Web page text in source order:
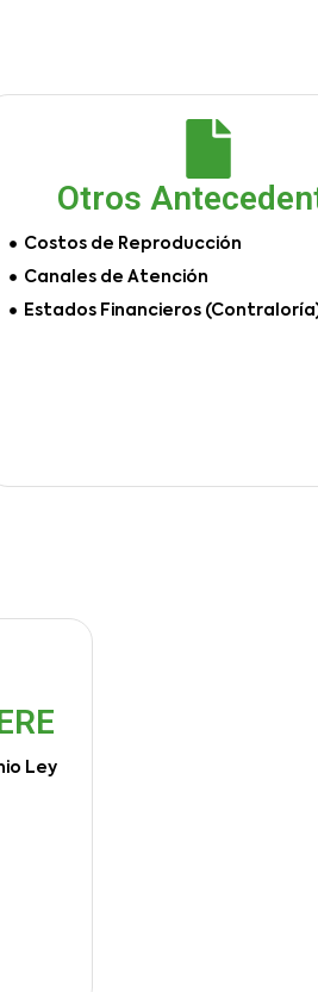
Otros
Costos de Reproducción
Canales de Atención
Estados Financieros
Ley